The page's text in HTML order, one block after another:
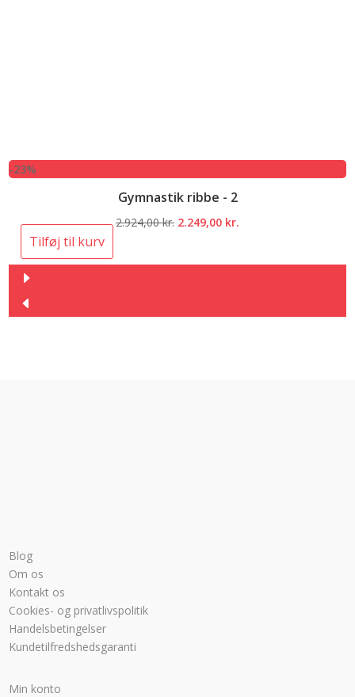
-23%
Gymnastik ribbe - 2
2.924,00kr. Den
2.249,00 kr.
Tilføj til kurv
Blog
Om os
Kontakt os
Cookies- og privatlivspolitik
Handelsbetingelser
Kundetilfredshedsgaranti
Min konto